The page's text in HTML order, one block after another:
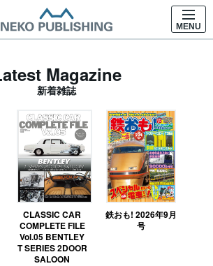
MENU
Magazine
新着雑誌
CLASSIC CAR
COMPLETE FILE
Vol.05 BENTLEY
T SERIES 2DOOR
SALOON
鉄おも! 2026年9月
号